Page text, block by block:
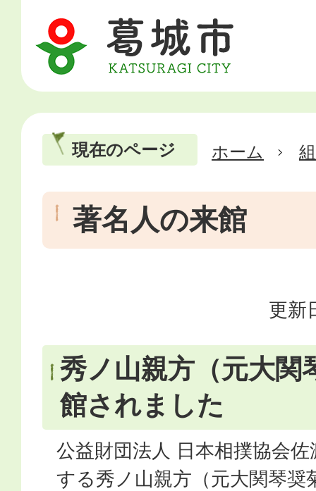
現在のページ ホーム
著名人の来館
更新
秀ノ山親方（元大関
館されました
公益財団法人 日本相撲協会
する秀ノ山親方（元大関琴奨